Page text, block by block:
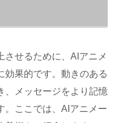
させるために、AIアニメ
効果的です。動きのある
、メッセージをより記憶
。ここでは、AIアニメー